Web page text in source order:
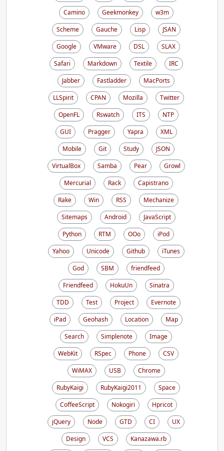
Camino
Geekmonkey
w3m
Scheme
Gauche Lisp
JSAN
Google
VMware DSL
SLAX
Safari
Markdown Textile
IRC
Jabber
Fastladder
MacPorts
LLSpirit
CPAN Mozilla
Twitter
OpenFL
Rswatch ITS
NTP
GUI
Pragger Yapra
XML
Mobile
Git Study
JSON
VirtualBox
Samba Pear
Growl
Mercurial
Rack
Capistrano
Rake
Win RSS
Mechanize
Sitemaps
Android
JavaScript
Python
RTM OOo
iPod
Yahoo
Unicode Github
iTunes
God
SBM
friendfeed
Friendfeed
HokuUn
Sinatra
TDD
Test Project
Evernote
iPad
Geohash Location
Map
Search
Simplenote
Image
WebKit
RSpec Phone
CSV
WiMAX
USB
Chrome
RubyKaigi
RubyKaigi2011
Space
CoffeeScript
Nokogiri
Hpricot
jQuery
Node GTD CI
UX
Design
VCS
Kanazawa.rb